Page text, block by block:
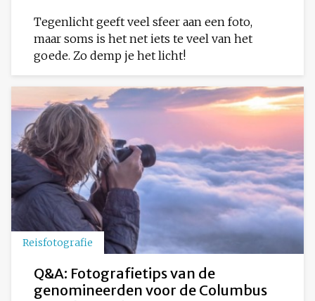
Tegenlicht geeft veel sfeer aan een foto,
maar soms is het net iets te veel van het
goede. Zo demp je het licht!
Reisfotografie
Q&A: Fotografietips van de
genomineerden voor de Columbus